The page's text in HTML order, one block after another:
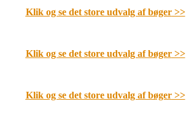
Klik og se det store udvalg af bøger>>
Klik og se det store udvalg af bøger>>
Klik og se det store udvalg af bøger>>